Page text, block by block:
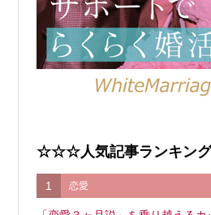
☆☆☆人気記事ランキ
1 恋愛